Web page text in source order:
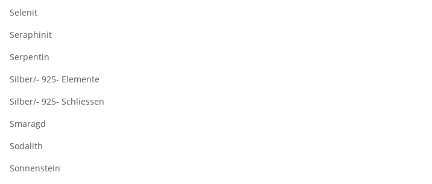
Selenit
Seraphinit
Serpentin
Silber/- 925- Elemente
Silber/- 925- Schliessen
Smaragd
Sodalith
Sonnenstein